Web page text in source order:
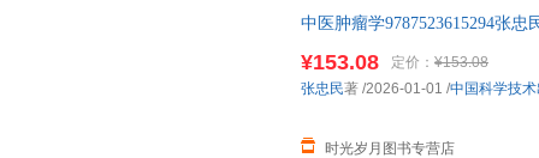
中医肿瘤学9787523615294张
¥153.08 定价： ¥153.08
时光岁月图书专营店
张忠民著 /2026-01-01 /中国科学技